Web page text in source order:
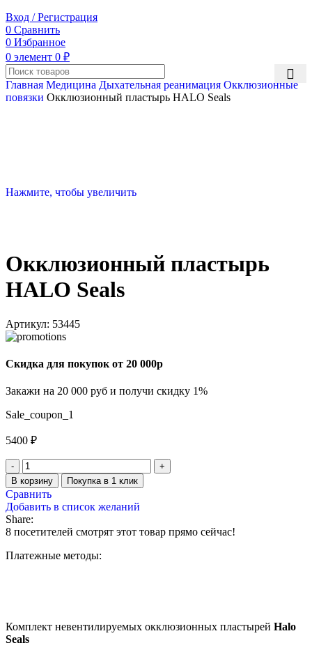
Вход / Регистрация
0 Сравнить
0 Избранное
0 элемент 0 ₽
Главная Медицина Дыхательная реанимация Окклюзионные
повязки Окклюзионный пластырь HALO Seals
Нажмите, чтобы увеличить
Окклюзионный пластырь
HALO Seals
Артикул: 53445
Скидка для покупок от 20 000р
Закажи на 20 000 руб и получи скидку 1%
Sale_coupon_1
5400 ₽
В корзину Покупка в 1 клик
Сравнить
Добавить в список желаний
Share:
8 посетителей смотрят этот товар прямо сейчас!
Платежные методы:
Комплект невентилируемых окклюзионных пластырей Halo
Seals